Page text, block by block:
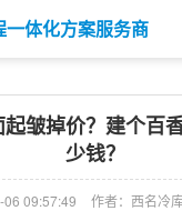
一体化方案服务商
皱掉价？建个百
少钱？
09:57:49 作者：西名冷